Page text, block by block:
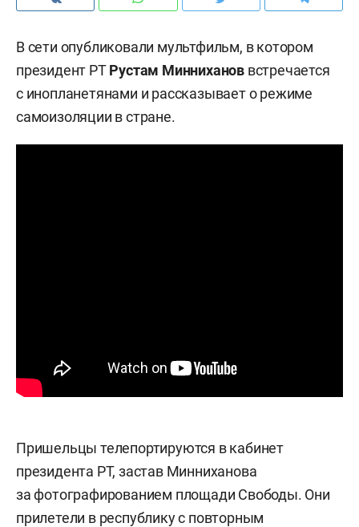
В сети опубликовали мультфильм, в котором
президент РТРустам Минниханов встречается
с инопланетянами и рассказывает о режиме
самоизоляции в стране.
Пришельцы телепортируются в кабинет
президента РТ, застав Минниханова
за фотографированием площади Свободы. Они
прилетели в республику с повторным